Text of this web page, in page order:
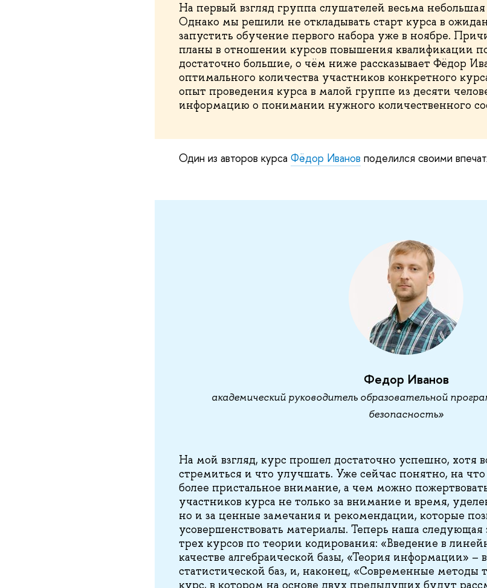
На первый взгляд группа слушателей весьма небольшая
Однако мы решили не откладывать старт курса в
запустить обучение первого набора уже в ноябре.
планы в отношении курсов повышения квалификации
достаточно большие, о чём ниже рассказывает Фёдор
оптимального количества участников конкретного
опыт проведения курса в малой группе из десяти
информацию о понимании нужного количественного
Один из авторов курса Фёдор Иванов поделился своими
Федор Иванов
академический руководитель образовательной
безопасность»
На мой взгляд, курс прошел достаточно успешно, хотя
стремиться и что улучшать. Уже сейчас понятно, на что
более пристальное внимание, а чем можно
участников курса не только за внимание и время,
но и за ценные замечания и рекомендации, которые
усовершенствовать материалы. Теперь наша следующая
трех курсов по теории кодирования: «Введение в
качестве алгебраической базы, «Теория информации» –
статистической баз, и, наконец, «Современные методы
курс, в котором на основе двух предыдущих будут